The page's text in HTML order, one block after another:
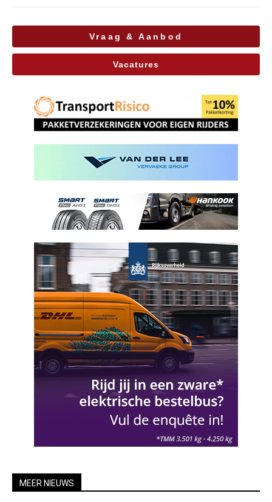
Vraag & Aanbod
Vacatures
MEER NIEUWS